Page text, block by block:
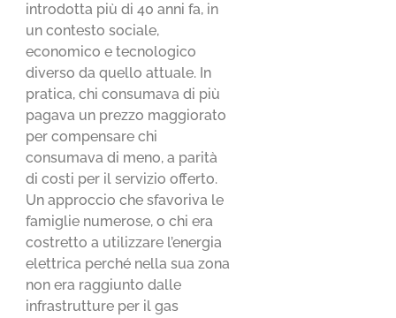
introdotta più di 40 anni fa, in
un contesto sociale,
economico e tecnologico
diverso da quello attuale. In
pratica, chi consumava di più
pagava un prezzo maggiorato
per compensare chi
consumava di meno, a parità
di costi per il servizio offerto.
Un approccio che sfavoriva le
famiglie numerose, o chi era
costretto a utilizzare l’energia
elettrica perché nella sua zona
non era raggiunto dalle
infrastrutture per il gas